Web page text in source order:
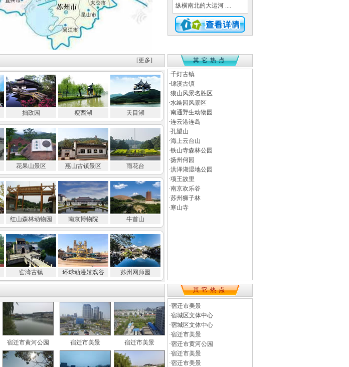
纵横南北的大运河 ....
[更多]
拙政园 瘦西湖 天目湖
花果山景区 惠山古镇景区 雨花台
红山森林动物园 南京博物院 牛首山
窑湾古镇 环球动漫嬉戏谷 苏州网师园
其它热点
·千灯古镇
·锦溪古镇
·狼山风景名胜区
·水绘园风景区
·南通野生动物园
·连云港连岛
·孔望山
·海上云台山
·铁山寺森林公园
·扬州何园
·洪泽湖湿地公园
·项王故里
·南京欢乐谷
·苏州狮子林
·寒山寺
宿迁市黄河公园 宿迁市美景 宿迁市美景
其它热点
·宿迁市美景
·宿城区文体中心
·宿城区文体中心
·宿迁市美景
·宿迁市黄河公园
·宿迁市美景
·宿迁市美景